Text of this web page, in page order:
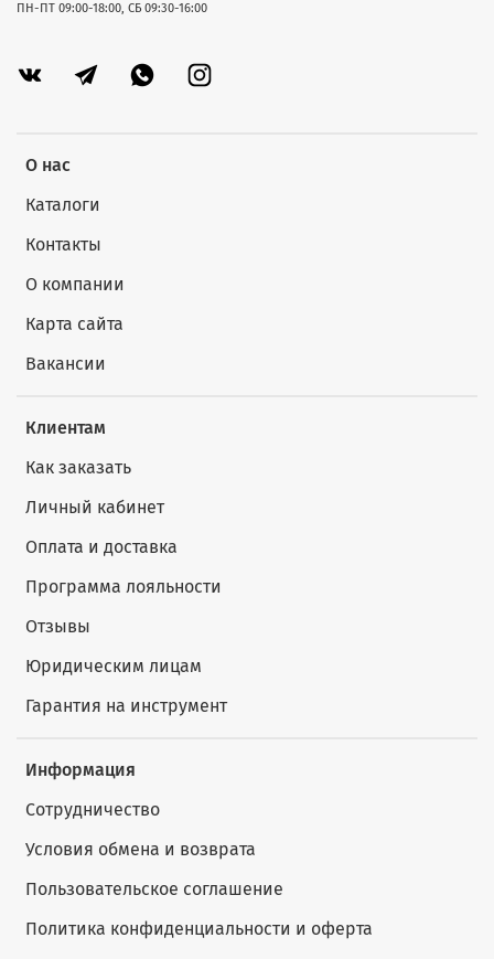
О нас
Каталоги
Контакты
О компании
Карта сайта
Вакансии
Клиентам
Как заказать
Личный кабинет
Оплата и доставка
Программа лояльности
Отзывы
Юридическим лицам
Гарантия на инструмент
Информация
Сотрудничество
Условия обмена и возврата
Пользовательское соглашение
Политика конфиденциальности и оферта
ПН-ПТ 09:00-18:00, СБ 09:30-16:00